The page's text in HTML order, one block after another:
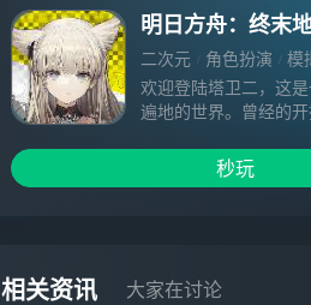
明日方舟：终末
二次元 角色扮演 模
欢迎登陆塔卫二，这
遍地的世界。曾经的
移动城市构建了文明
市建设环带区的未开
秒玩
相关资讯 大家在讨论